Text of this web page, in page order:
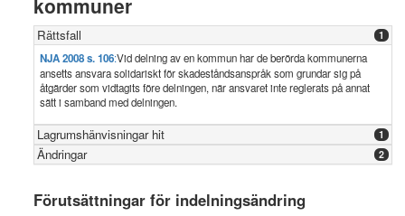
kommuner
Rättsfall 1
NJA 2008 s. 106:Vid delning av en kommun har de berörda kommunerna
ansetts ansvara solidariskt för skadeståndsanspråk som grundar sig på
åtgärder som vidtagits före delningen, när ansvaret inte reglerats på annat
sätt i samband med delningen.
Lagrumshänvisningar hit 1
Ändringar 2
Förutsättningar för indelningsändring